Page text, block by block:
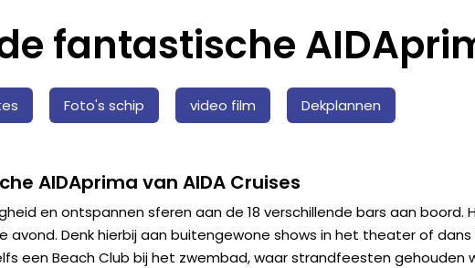
fantastische
Foto's schip video film Dekplannen
AIDAprima van AIDA Cruises
en ontspannen sferen aan de 18 verschillende bars aan boord.
Denk hierbij aan buitengewone shows in het theater of dans
een Beach Club bij het zwembad, waar strandfeesten gehouden